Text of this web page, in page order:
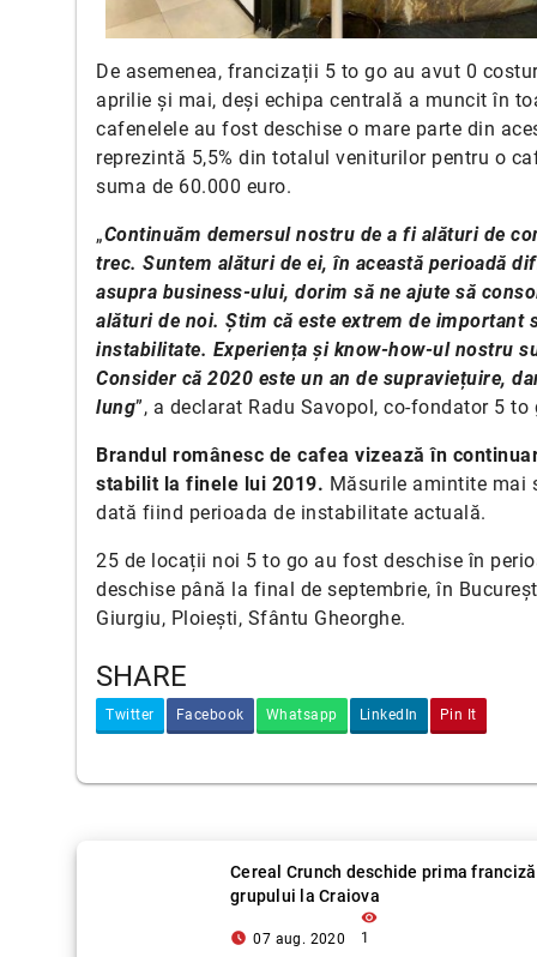
De asemenea, francizații 5 to go au avut 0
aprilie și mai, deși echipa centrală a muncit în
cafenelele au fost deschise o mare parte din
reprezintă 5,5% din totalul veniturilor pentru o
suma de 60.000 euro.
„Continuăm demersul nostru de a fi alături de
trec. Suntem alături de ei, în această perioadă
asupra business-ului, dorim să ne ajute să
alături de noi. Știm că este extrem de important
instabilitate. Experiența și know-how-ul nostru
Consider că 2020 este un an de supraviețuire,
lung”, a declarat Radu Savopol, co-fondator 5 to
Brandul românesc de cafea vizează în
stabilit la finele lui 2019. Măsurile amintite mai
dată fiind perioada de instabilitate actuală.
25 de locații noi 5 to go au fost deschise în
deschise până la final de septembrie, în
Giurgiu, Ploiești, Sfântu Gheorghe.
SHARE
Twitter Facebook Whatsapp LinkedIn Pin It
Cereal Crunch deschide prima
grupului la Craiova
access_time_filled 07 aug. 2020
visibility
1